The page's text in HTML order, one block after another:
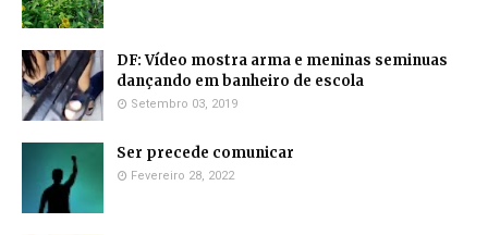
DF: Vídeo mostra arma e meninas seminuas
dançando em banheiro de escola
Setembro 03, 2019
Ser precede comunicar
Fevereiro 28, 2022